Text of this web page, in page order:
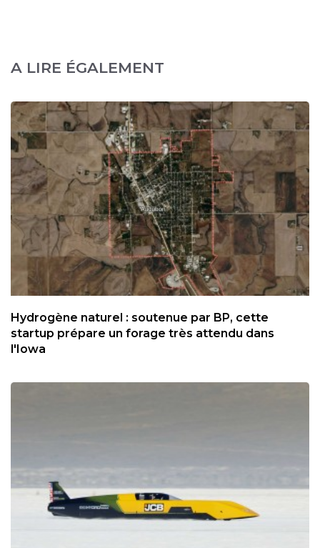
A LIRE ÉGALEMENT
Hydrogène naturel : soutenue par BP, cette
startup prépare un forage très attendu dans
l'Iowa